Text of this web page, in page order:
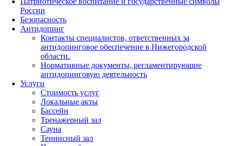
России
Безопасность
Антидопинг
Контакты специалистов, ответственных за
антидопинговое обеспечение в Нижегородской
области.
Нормативные документы, регламентирующие
антидопинговую деятельность
Услуги
Стоимость услуг
Локальные акты
Бассейн
Тренажерный зал
Сауна
Теннисный зал